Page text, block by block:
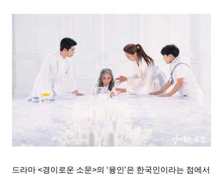
드라마 <경이로운 소문>의 ‘융인’은 한국인이라는 점에서